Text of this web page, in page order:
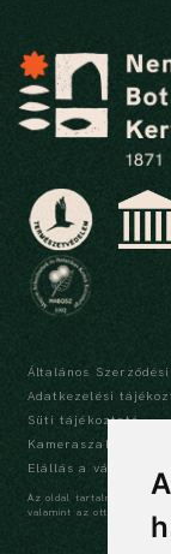
Általános
Adatkezelési
Süti tájékoztató
Kameraszabályzat
Elállás a vásárlástól
Az oldal tartalma szerzői
valamint az ott megjelölt